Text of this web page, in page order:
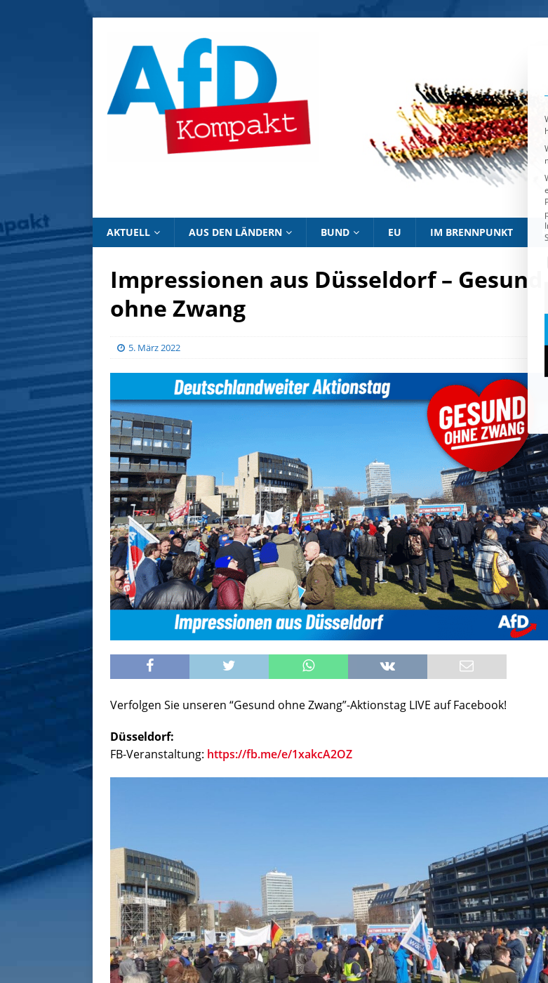
AKTUELL AUS DEN LÄNDERN BUND EU IM BRENNPUNKT
Impressionen aus Düsseldorf – Gesund
ohne Zwang
5. März 2022
Verfolgen Sie unseren “Gesund ohne Zwang”-Aktionstag LIVE auf Facebook!
Düsseldorf:
FB-Veranstaltung: https://fb.me/e/1xakcA2OZ
IM BRENNPUNKT
CDU & Ampel wollen
der Wahl wieder
einfliegen: Zeit für ein
Asylmoratorium!
Die Bundesregierung und die
halten die Wähler für dumm!
Stimmung wegen der von
verübten Anschläge kippte,
Flüge vor der[...]